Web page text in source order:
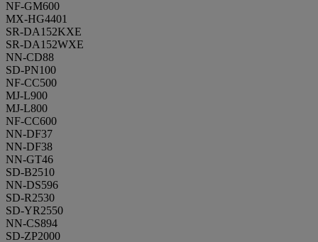
NF-GM600
MX-HG4401
SR-DA152KXE
SR-DA152WXE
NN-CD88
SD-PN100
NF-CC500
MJ-L900
MJ-L800
NF-CC600
NN-DF37
NN-DF38
NN-GT46
SD-B2510
NN-DS596
SD-R2530
SD-YR2550
NN-CS894
SD-ZP2000